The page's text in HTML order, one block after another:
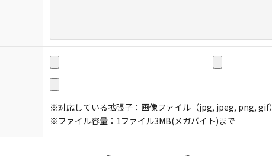
※対応している拡張子：画像ファイル（jpg, jpeg, png, gif）
※ファイル容量：1ファイル3MB(メガバイト)まで